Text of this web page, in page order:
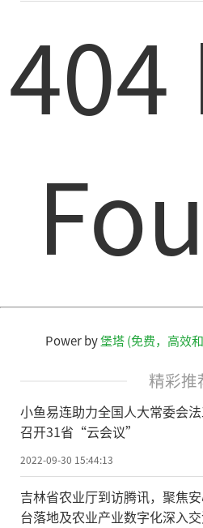
Power by堡塔 (免费，高效
精彩推
小鱼易连助力全国人大常委会
召开31省“云会议”
2022-09-30 15:44:13
吉林省农业厅到访腾讯，聚焦
台落地及农业产业数字化深入